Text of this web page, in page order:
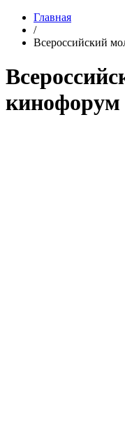
Главная
/
Всероссийский
кинофорум